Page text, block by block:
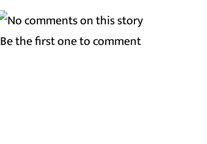
Be the first one to comment